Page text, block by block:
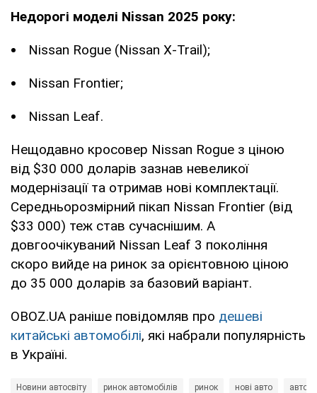
Недорогі моделі Nissan 2025 року:
Nissan Rogue (Nissan X-Trail);
Nissan Frontier;
Nissan Leaf.
Нещодавно кросовер Nissan Rogue з ціною
від $30 000 доларів зазнав невеликої
модернізації та отримав нові комплектації.
Середньорозмірний пікап Nissan Frontier (від
$33 000) теж став сучаснішим. А
довгоочікуваний Nissan Leaf 3 покоління
скоро вийде на ринок за орієнтовною ціною
до 35 000 доларів за базовий варіант.
OBOZ.UA раніше повідомляв про дешеві
китайські автомобілі, які набрали популярність
в Україні.
Новини автосвіту ринок автомобілів ринок нові авто авто